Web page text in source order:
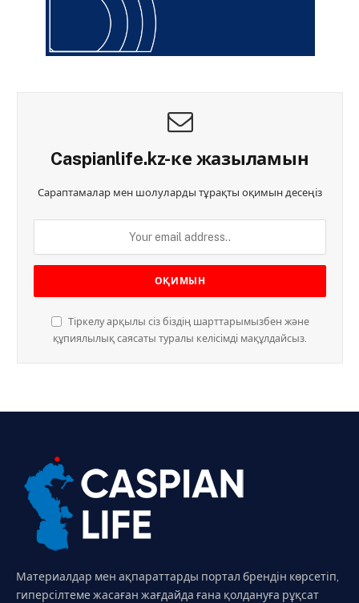
Caspianlife.kz-ке жазыламын
Сараптамалар мен шолуларды тұрақты оқимын десеңіз
Тіркелу арқылы сіз біздің шарттарымызбен және
құпиялылық саясаты туралы келісімді мақұлдайсыз.
Материалдар мен ақпараттарды портал брендін көрсетіп,
гиперсілтеме жасаған жағдайда ғана қолдануға рұқсат